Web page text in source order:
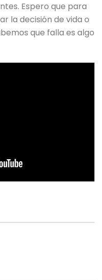
Espero que para
la decisión de vida o
que falla es algo